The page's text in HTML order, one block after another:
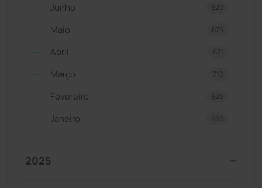
Junho 620
Maio 675
Abril 671
Março 710
Fevereiro 625
Janeiro 660
2025